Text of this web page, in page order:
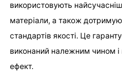
використовують
матеріали, а також
стандартів якості. Це
виконаний належним чином і
ефект.